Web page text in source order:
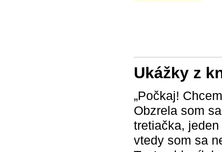
Ukážky z
„Počkaj!
Obzrela som
tretiačka,
vtedy som sa